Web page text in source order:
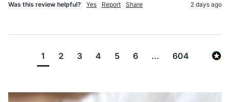
Was this review helpful? Yes Report Share 2 days ago
1 2 3 4 5 6 ... 604